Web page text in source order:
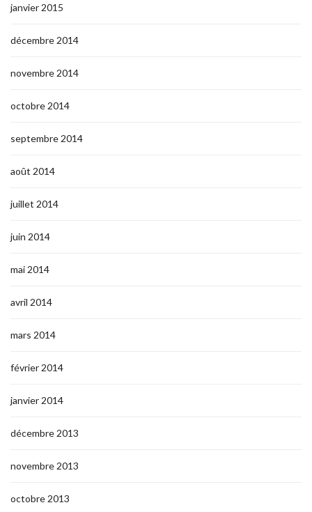
janvier 2015
décembre 2014
novembre 2014
octobre 2014
septembre 2014
août 2014
juillet 2014
juin 2014
mai 2014
avril 2014
mars 2014
février 2014
janvier 2014
décembre 2013
novembre 2013
octobre 2013